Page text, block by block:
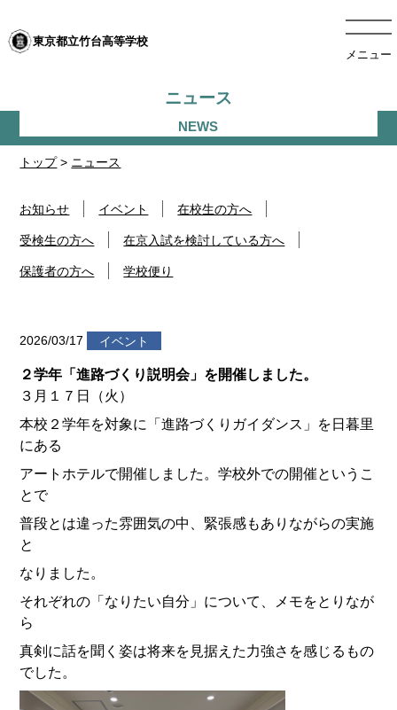
東京都立竹台高等学校
メニュー
トップ> ニュース
ニュース
お知らせ イベント 在校生の方へ
受検生の方へ 在京入試を検討している方へ
保護者の方へ 学校便り
2026/03/17 イベント
２学年「進路づくり説明会」を開催しました。
３月１７日（火）
本校２学年を対象に「進路づくりガイダンス」を日暮里
にある
アートホテルで開催しました。学校外での開催というこ
とで
普段とは違った雰囲気の中、緊張感もありながらの実施
と
なりました。
それぞれの「なりたい自分」について、メモをとりなが
ら
真剣に話を聞く姿は将来を見据えた力強さを感じるもの
でした。